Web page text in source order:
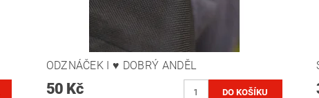
ODZNÁČEK I ♥ DOBRÝ ANDĚL
50 Kč